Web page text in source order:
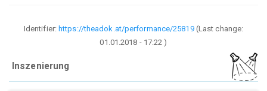
Identifier:https://theadok.at/performance/25819(Last change:
01.01.2018 - 17:22 )
Inszenierung